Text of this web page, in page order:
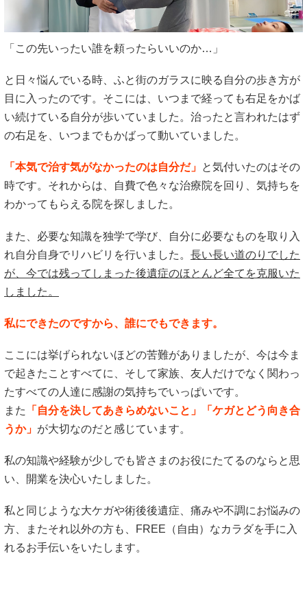
「この先いったい誰を頼ったらいいのか…」
と日々悩んでいる時、ふと街のガラスに映る自分の歩き方が
目に入ったのです。そこには、いつまで経っても右足をかば
い続けている自分が歩いていました。治ったと言われたはず
の右足を、いつまでもかばって動いていました。
「本気で治す気がなかったのは自分だ」 と気付いたのはその
時です。それからは、自費で色々な治療院を回り、気持ちを
わかってもらえる院を探しました。
また、必要な知識を独学で学び、自分に必要なものを取り入
れ自分自身でリハビリを行いました。 長い長い道のりでした
が、今では残ってしまった後遺症のほとんど全てを克服いた
しました。
私にできたのですから、誰にでもできます。
ここには挙げられないほどの苦難がありましたが、今は今ま
で起きたことすべてに、そして家族、友人だけでなく関わっ
たすべての人達に感謝の気持ちでいっぱいです。
また
「自分を決してあきらめないこと」「ケガとどう向き合
うか」 が大切なのだと感じています。
私の知識や経験が少しでも皆さまのお役にたてるのならと思
い、開業を決心いたしました。
私と同じような大ケガや術後後遺症、痛みや不調にお悩みの
方、またそれ以外の方も、FREE（自由）なカラダを手に入
れるお手伝いをいたします。